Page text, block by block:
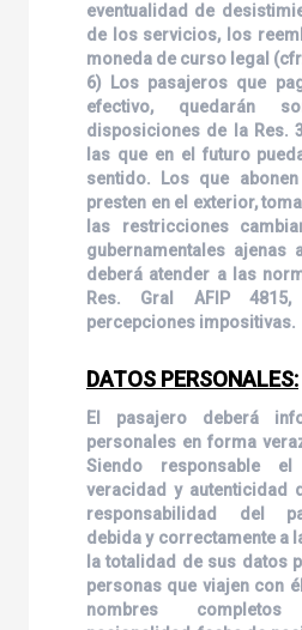
eventualidad de
de los servicios, los
moneda de curso legal
6) Los pasajeros que
efectivo, quedarán
disposiciones de la Res.
las que en el futuro
sentido. Los que
presten en el exterior,
las restricciones
gubernamentales ajenas
deberá atender a las
Res. Gral AFIP
percepciones impositivas.
DATOS PERSONALES:
El pasajero deberá
personales en forma
Siendo responsable
veracidad y autenticidad
responsabilidad del
debida y correctamente a
la totalidad de sus datos
personas que viajen con
nombres